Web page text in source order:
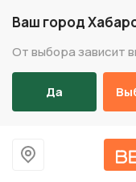
Ваш город
От выбора зависит
Да